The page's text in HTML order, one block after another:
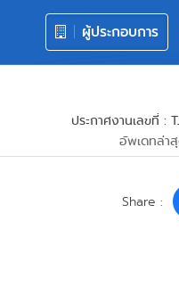
ผู้ประกอบการ
ประกาศงานเลขที่ :
อัพเดทล่า
Share :